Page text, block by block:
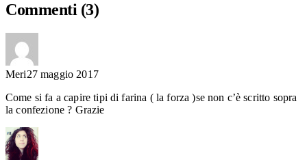
Commenti (3)
Meri27 maggio 2017
Come si fa a capire tipi di farina ( la forza )se non c’è scritto sopra
la confezione ? Grazie